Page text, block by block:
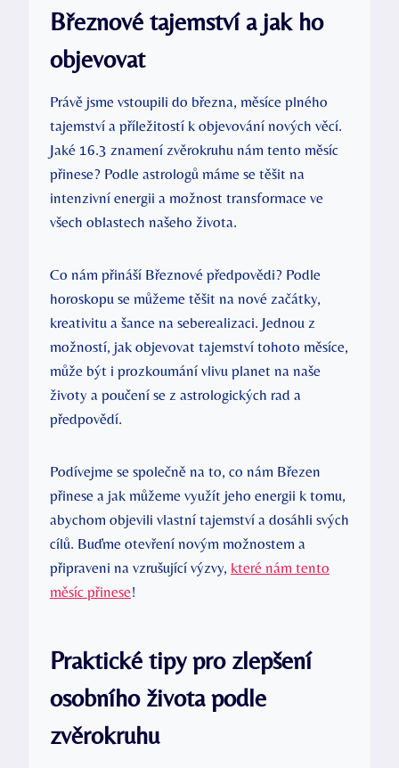
Březnové tajemství a jak ho
objevovat
Právě jsme vstoupili do března, měsíce plného
tajemství a příležitostí k objevování nových věcí.
Jaké 16.3 znamení zvěrokruhu nám tento měsíc
přinese? Podle astrologů máme se těšit na
intenzivní energii a možnost transformace ve
všech oblastech našeho života.
Co nám přináší Březnové předpovědi? Podle
horoskopu se můžeme těšit na nové začátky,
kreativitu a šance na seberealizaci. Jednou z
možností, jak objevovat tajemství tohoto měsíce,
může být i prozkoumání vlivu planet na naše
životy a poučení se z astrologických rad a
předpovědí.
Podívejme se společně na to, co nám Březen
přinese a jak můžeme využít jeho energii k tomu,
abychom objevili vlastní tajemství a dosáhli svých
cílů. Buďme otevření novým možnostem a
připraveni na vzrušující výzvy, které nám tento
měsíc přinese!
Praktické tipy pro zlepšení
osobního života podle
zvěrokruhu